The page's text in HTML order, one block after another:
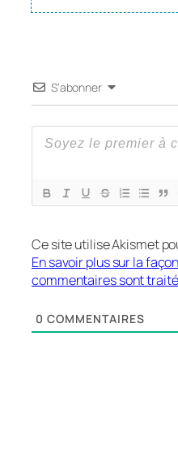
S’abonner
Ce site utilise Akismet
En savoir plus sur la
commentaires sont
0 COMMENTAIRES